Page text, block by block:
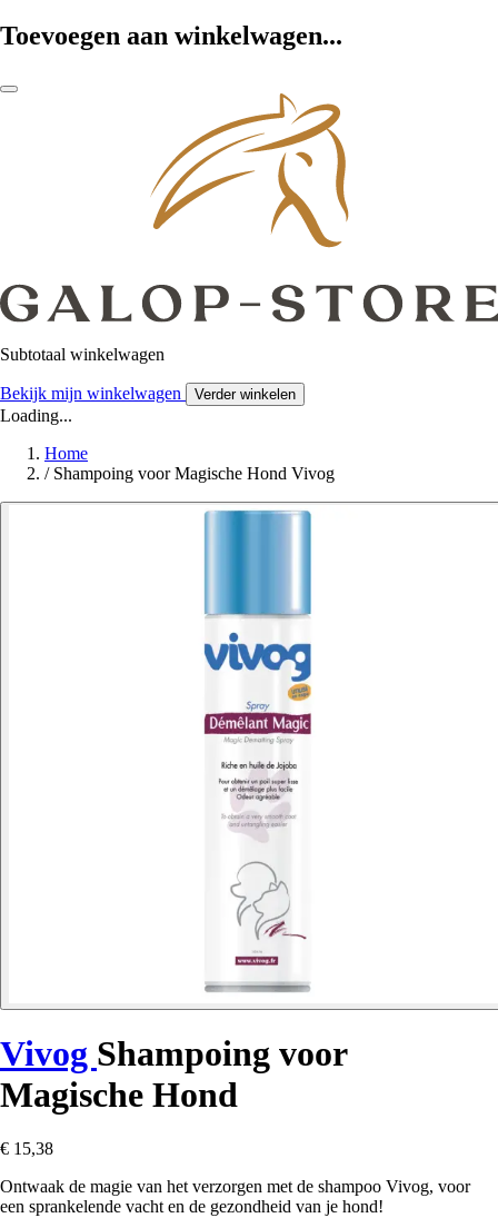
Toevoegen aan winkelwagen...
Subtotaal winkelwagen
Bekijk mijn winkelwagen Verder winkelen
Loading...
Home
/ Shampoing voor Magische Hond Vivog
Vivog Shampoing voor
Magische Hond
€ 15,38
Ontwaak de magie van het verzorgen met de shampoo Vivog, voor
een sprankelende vacht en de gezondheid van je hond!